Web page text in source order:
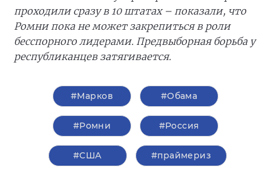
проходили сразу в 10 штатах – показали, что
Ромни пока не может закрепиться в роли
бесспорного лидерами. Предвыборная борьба у
республиканцев затягивается.
#Марков #Обама
#Ромни #Россия
#США #праймериз